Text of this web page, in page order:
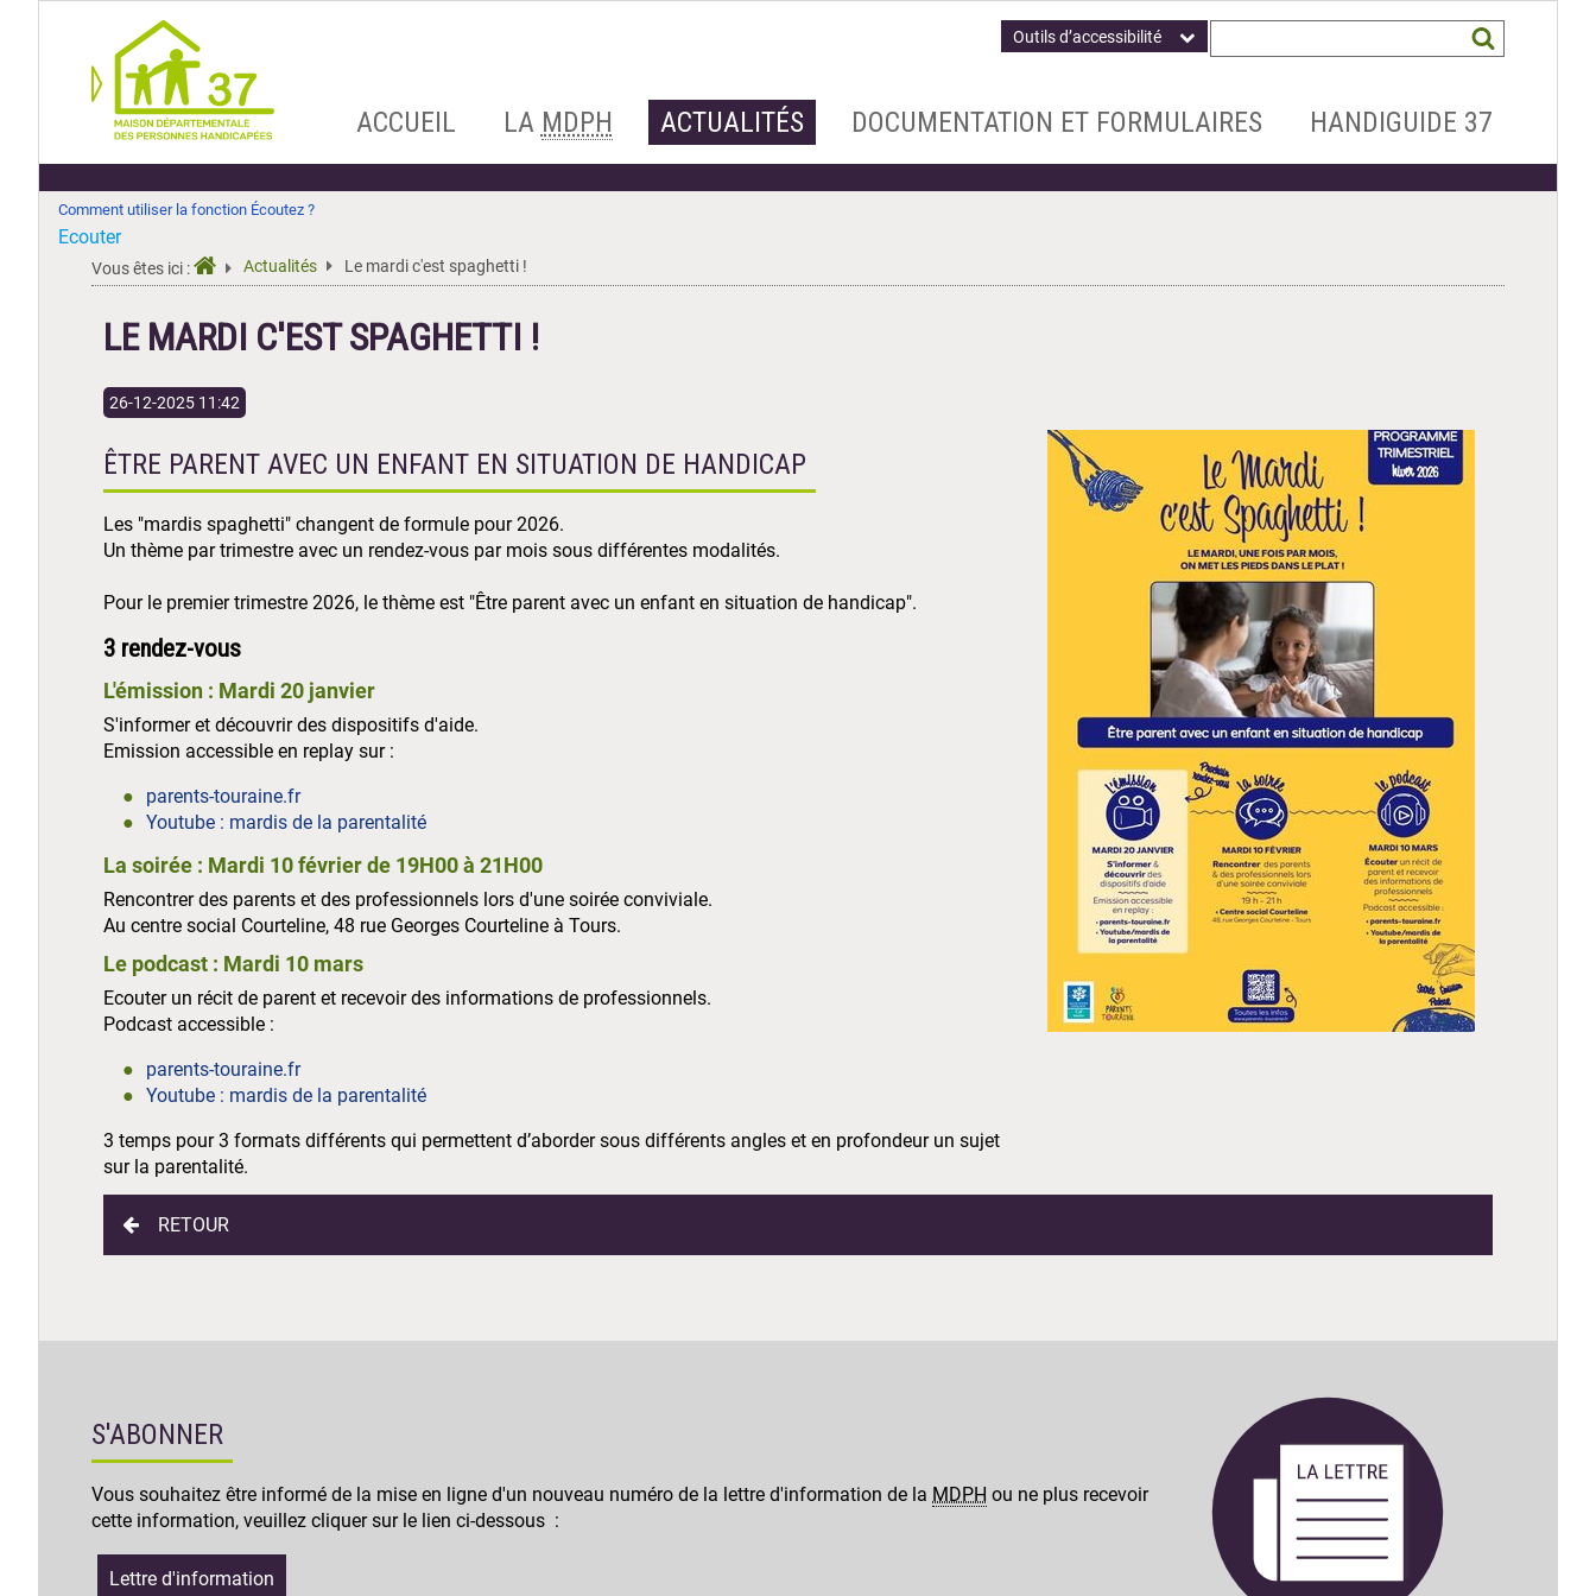
Outils d’accessibilité
AllerACCUEIL LA MDPH ACTUALITÉS DOCUMENTATION ET FORMULAIRES HANDIGUIDE 37
Comment utiliser la fonction Écoutez ?
Ecouter
Vous êtes ici : Actualités Le mardi c'est spaghetti !
LE MARDI C'EST SPAGHETTI !
26-12-2025 11:42
ÊTRE PARENT AVEC UN ENFANT EN SITUATION DE HANDICAP
Les "mardis spaghetti" changent de formule pour 2026.
Un thème par trimestre avec un rendez-vous par mois sous différentes modalités.
Pour le premier trimestre 2026, le thème est "Être parent avec un enfant en situation de handicap".
3 rendez-vous
L'émission : Mardi 20 janvier
S'informer et découvrir des dispositifs d'aide.
Emission accessible en replay sur :
parents-touraine.fr
Youtube : mardis de la parentalité
La soirée : Mardi 10 février de 19H00 à 21H00
Rencontrer des parents et des professionnels lors d'une soirée conviviale.
Au centre social Courteline, 48 rue Georges Courteline à Tours.
Le podcast : Mardi 10 mars
Ecouter un récit de parent et recevoir des informations de professionnels.
Podcast accessible :
parents-touraine.fr
Youtube : mardis de la parentalité
3 temps pour 3 formats différents qui permettent d’aborder sous différents angles et en profondeur un sujet
sur la parentalité.
RETOUR
S'ABONNER
Vous souhaitez être informé de la mise en ligne d'un nouveau numéro de la lettre d'information de la MDPH ou ne plus recevoir
cette information, veuillez cliquer sur le lien ci-dessous :
Lettre d'information